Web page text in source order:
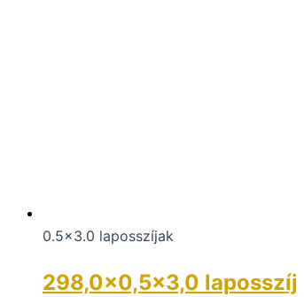
0.5x3.0 laposszíjak
298,0×0,5×3,0 laposszíj